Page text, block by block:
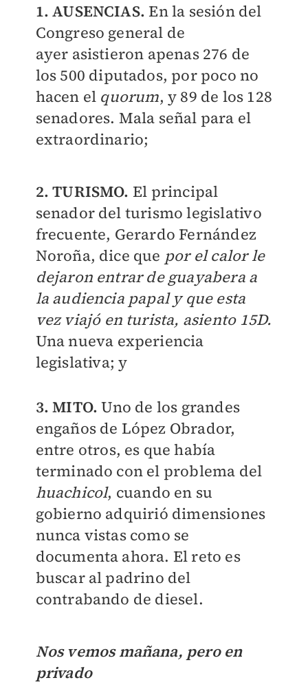
1. AUSENCIAS.En la sesión del
Congreso general de
ayer asistieron apenas 276 de
los 500 diputados, por poco no
hacen el quorum, y 89 de los 128
senadores. Mala señal para el
extraordinario;
2. TURISMO. El principal
senador del turismo legislativo
frecuente, Gerardo Fernández
Noroña, dice que por el calor le
dejaron entrar de guayabera a
la audiencia papal y que esta
vez viajó en turista, asiento 15D.
Una nueva experiencia
legislativa; y
3. MITO.Uno de los grandes
engaños de López Obrador,
entre otros, es que había
terminado con el problema del
huachicol, cuando en su
gobierno adquirió dimensiones
nunca vistas como se
documenta ahora. El reto es
buscar al padrino del
contrabando de diesel.
Nos vemos mañana, pero en
privado